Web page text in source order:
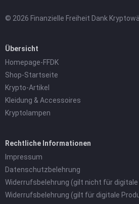
© 2026 Finanzielle Freiheit Dank
Übersicht
Homepage-FFDK
Shop-Startseite
Krypto-Artikel
Kleidung & Accessoires
Kryptolampen
Rechtliche Informationen
Impressum
Datenschutzbelehrung
Widerrufsbelehrung (gilt nicht für
Widerrufsbelehrung (gilt für digitale